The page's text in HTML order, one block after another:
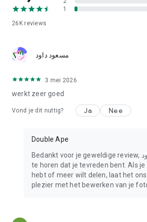
26Kreviews
1
مسعود داود
3 mei 2026
werkt zeer goed
Vond je dit nuttig? Ja Nee
Double Ape
Bedankt voor je geweldige review, مسعود! Fijn om
te horen dat je tevreden bent. Als
hebt of meer wilt delen, laat het ons
plezier met het bewerken van je